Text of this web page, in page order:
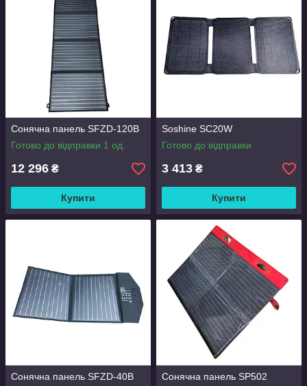
Сонячна панель SFZD-120B
Готово до відправки 1 од.
12 296 ₴
Купити
Soshine SC20W
Готово до відправки
3 413 ₴
Купити
Сонячна панель SFZD-40B
Сонячна панель SP502